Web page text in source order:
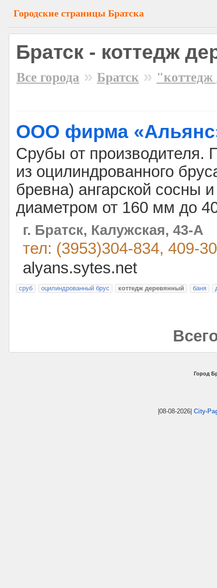
Городские страницы Братска
Братск - коттедж
Все города » Братск »
ООО фирма
Срубы от производителя.
из оцилиндрованного
бревна) ангарской сосны
диаметром от 160 мм до
г. Братск, Калужская, 43-А
тел: (3953)304-834, 409-
alyans.sytes.net
сруб оцилиндрованный брус коттедж деревянный баня
Город
|08-08-2026| City-